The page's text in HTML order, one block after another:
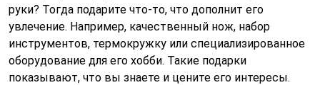
руки? Тогда подарите что-то, что дополнит его
увлечение. Например, качественный нож, набор
инструментов, термокружку или специализированное
оборудование для его хобби. Такие подарки
показывают, что вы знаете и цените его интересы.